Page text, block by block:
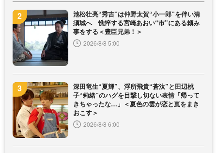
池松壮亮“秀吉”は仲野太賀“小一郎”を伴い清
須城へ 憔悴する宮崎あおい“市”にある頼み
事をする＜豊臣兄弟！＞
2026/8/8 5:00
深田竜生“夏輝”、浮所飛貴“蒼汰”と田辺桃
子“莉緒”のハグを目撃し切ない表情「帰って
きちゃったな…」＜夏色の雲が恋と嵐をまき
おこす＞
2026/8/8 6:00